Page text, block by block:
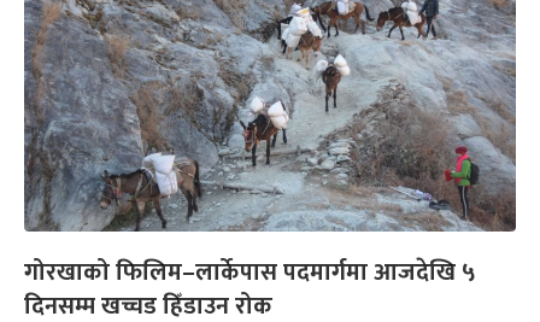
गोरखाको फिलिम–लार्केपास पदमार्गमा आजदेखि ५
दिनसम्म खच्चड हिँडाउन रोक